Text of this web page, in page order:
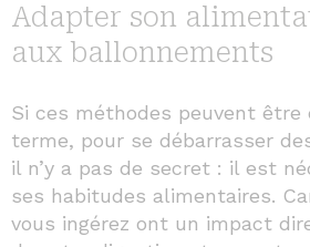
Adapter son
aux ballonnements
Si ces méthodes peuvent
terme, pour se débarrasser
il n’y a pas de secret : il est
ses habitudes alimentaires.
vous ingérez ont un impact